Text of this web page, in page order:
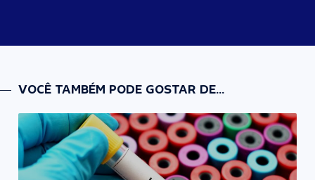
VOCÊ TAMBÉM PODE GOSTAR DE...